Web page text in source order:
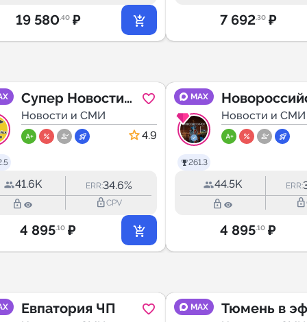
19 580.40 ₽ 7 692.30 ₽
Супер Новости
Новороссийска
Новости и СМИ
4.9
41.6K ERR:34.6%
lock_outline lock_outlineCPV
4 895.10 ₽
MAX
261.3
LIFE
Новости и СМИ
44.5K ERR:
lock_outline lock_outline
4 895.10 ₽
Евпатория ЧП MAX Тюмень в